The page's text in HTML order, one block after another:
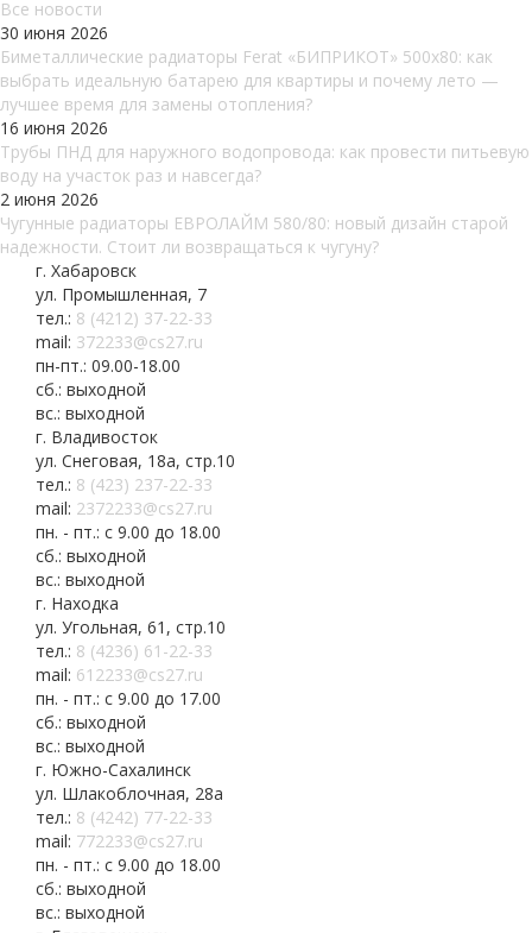
Все новости
30 июня 2026
Биметаллические радиаторы Ferat «БИПРИКОТ» 500x80: как
выбрать идеальную батарею для квартиры и почему лето —
лучшее время для замены отопления?
16 июня 2026
Трубы ПНД для наружного водопровода: как провести питьевую
воду на участок раз и навсегда?
2 июня 2026
Чугунные радиаторы ЕВРОЛАЙМ 580/80: новый дизайн старой
надежности. Стоит ли возвращаться к чугуну?
г. Хабаровск
ул. Промышленная, 7
тел.: 8 (4212) 37-22-33
mail: 372233@cs27.ru
пн-пт.: 09.00-18.00
сб.: выходной
вс.: выходной
г. Владивосток
ул. Снеговая, 18а, стр.10
тел.: 8 (423) 237-22-33
mail: 2372233@cs27.ru
пн. - пт.: с 9.00 до 18.00
сб.: выходной
вс.: выходной
г. Находка
ул. Угольная, 61, стр.10
тел.: 8 (4236) 61-22-33
mail: 612233@cs27.ru
пн. - пт.: с 9.00 до 17.00
сб.: выходной
вс.: выходной
г. Южно-Сахалинск
ул. Шлакоблочная, 28а
тел.: 8 (4242) 77-22-33
mail: 772233@cs27.ru
пн. - пт.: с 9.00 до 18.00
сб.: выходной
вс.: выходной